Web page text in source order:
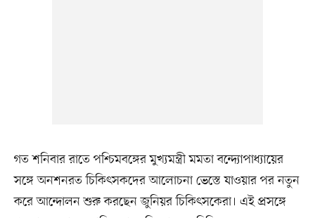
গত শনিবার রাতে পশ্চিমবঙ্গের মুখ্যমন্ত্রী মমতা বন্দ্যোপাধ্যায়ের
সঙ্গে অনশনরত চিকিৎসকদের আলোচনা ভেস্তে যাওয়ার পর নতুন
করে আন্দোলন শুরু করছেন জুনিয়র চিকিৎসকেরা। এই প্রসঙ্গে